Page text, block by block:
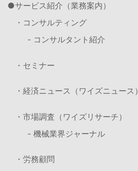
サービス紹介（業務案内）
・コンサルティング
- コンサルタント紹介
・セミナー
・経済ニュース（ワイズニュース）
・市場調査（ワイズリサーチ）
- 機械業界ジャーナル
・労務顧問